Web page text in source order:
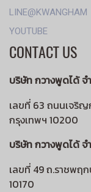
LINE@KWANGHAM
YOUTUBE
CONTACT US
บริษัท กวางพูดได้
เลขที่ 63 ถนนเจริญ
กรุงเทพฯ 10200
บริษัท กวางพูดได้
เลขที่ 49 ถ.ราชพฤ
10170